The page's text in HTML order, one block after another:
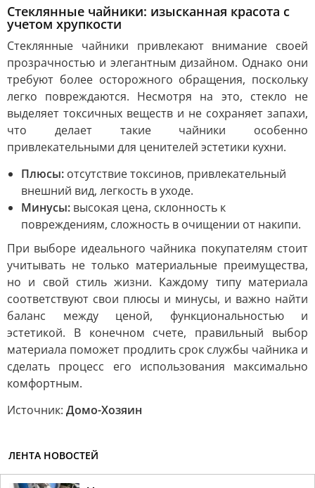
Стеклянные чайники: изысканная красота с
учетом хрупкости
Стеклянные чайники привлекают внимание своей
прозрачностью и элегантным дизайном. Однако они
требуют более осторожного обращения, поскольку
легко повреждаются. Несмотря на это, стекло не
выделяет токсичных веществ и не сохраняет запахи,
что делает такие чайники особенно
привлекательными для ценителей эстетики кухни.
Плюсы: отсутствие токсинов, привлекательный
внешний вид, легкость в уходе.
Минусы: высокая цена, склонность к
повреждениям, сложность в очищении от накипи.
При выборе идеального чайника покупателям стоит
учитывать не только материальные преимущества,
но и свой стиль жизни. Каждому типу материала
соответствуют свои плюсы и минусы, и важно найти
баланс между ценой, функциональностью и
эстетикой. В конечном счете, правильный выбор
материала поможет продлить срок службы чайника и
сделать процесс его использования максимально
комфортным.
Источник: Домо-Хозяин
ЛЕНТА НОВОСТЕЙ